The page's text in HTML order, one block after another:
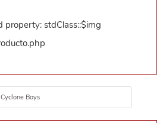
property: stdClass::$img
Cyclone Boys